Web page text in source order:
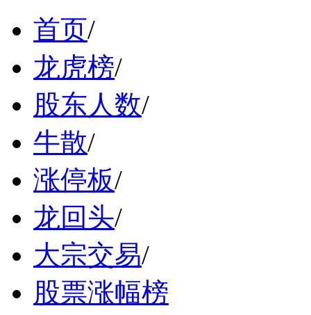
首页/
龙虎榜/
股东人数/
牛散/
涨停板/
龙回头/
大宗交易/
股票涨幅榜